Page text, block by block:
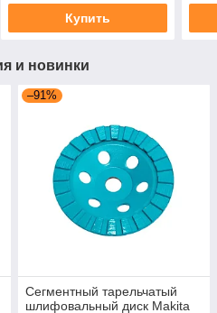
Купить
и новинки
–91%
Сегментный тарельчатый
шлифовальный диск Makita